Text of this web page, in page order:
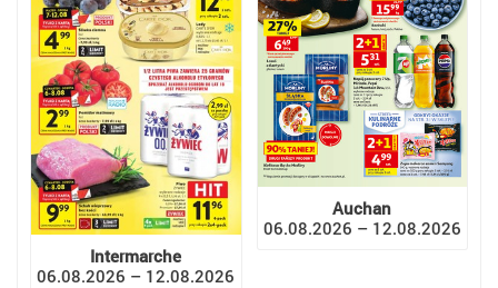
Intermarche
06.08.2026 – 12.08.2026
Auchan
06.08.2026 – 12.08.2026